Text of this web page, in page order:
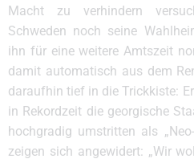
Macht zu verhindern
Schweden noch seine
ihn für eine weitere Amtszeit
damit automatisch aus dem
daraufhin tief in die Trickkiste:
in Rekordzeit die georgische
hochgradig umstritten als
zeigen sich angewidert: „Wir